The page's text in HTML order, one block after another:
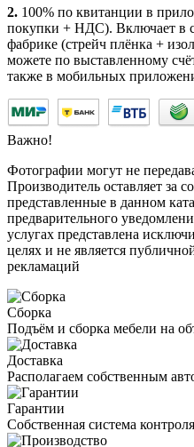
2. 100% по квитанции в
покупки + НДС). Включает в
фабрике (стрейч плёнка +
можете по выставленному
также в мобильных
Важно!
Фотографии могут не
Производитель оставляет за
представленные в данном
предварительного
услугах представлена
целях и не является
рекламаций
Сборка
Подъём и сборка мебели на
Доставка
Располагаем собственным
Гарантии
Собственная система